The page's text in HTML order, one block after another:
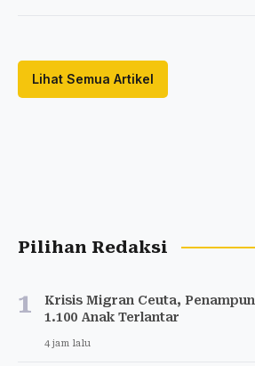
Lihat Semua Artikel
Pilihan Redaksi
1
Krisis Migran Ceuta,
1.100 Anak Terlantar
4 jam lalu